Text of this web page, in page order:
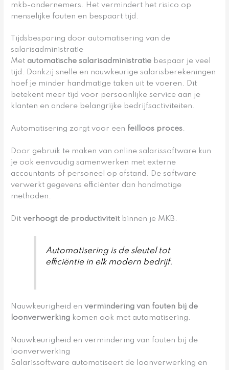
mkb-ondernemers. Het vermindert het risico op
menselijke fouten en bespaart tijd.
Tijdsbesparing door automatisering van de
salarisadministratie
Met automatische salarisadministratie bespaar je veel
tijd. Dankzij snelle en nauwkeurige salarisberekeningen
hoef je minder handmatige taken uit te voeren. Dit
betekent meer tijd voor persoonlijke service aan je
klanten en andere belangrijke bedrijfsactiviteiten.
Automatisering zorgt voor een feilloos proces.
Door gebruik te maken van online salarissoftware kun
je ook eenvoudig samenwerken met externe
accountants of personeel op afstand. De software
verwerkt gegevens efficiënter dan handmatige
methoden.
Ditverhoogt de productiviteitbinnen je MKB.
Automatisering is de sleutel tot
efficiëntie in elk modern bedrijf.
Nauwkeurigheid envermindering van fouten bij de
loonverwerking komen ook met automatisering.
Nauwkeurigheid en vermindering van fouten bij de
loonverwerking
Salarissoftware automatiseert de loonverwerking en